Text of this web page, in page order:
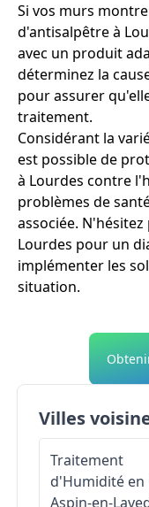
Si vos murs
d'antisalpêtre à
avec un produit
déterminez la
pour assurer
traitement.
Considérant la
est possible de
à Lourdes contre
problèmes de
associée.
Lourdes pour un
implémenter les
situation.
Villes
Traitement
d'Humidité en
Aspin-en-